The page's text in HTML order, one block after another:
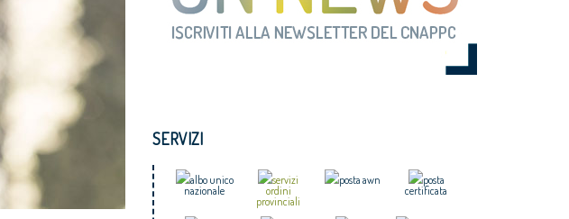
SERVIZI
albo unico
nazionale
servizi
ordini
provinciali
posta awn
posta
certificata